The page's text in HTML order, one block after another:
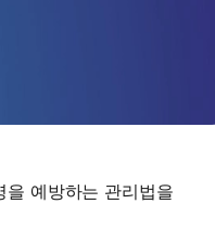
을 예방하는 관리법을